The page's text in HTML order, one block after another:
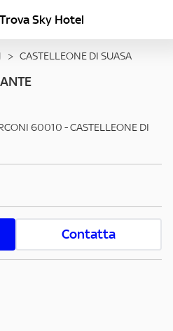
Trova Sky Hotel
> CASTELLEONE DI SUASA
60010 -CASTELLEONE DI
Contatta